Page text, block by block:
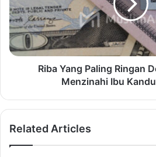
Riba Yang Paling Ringan
Menzinahi Ibu
Related Articles